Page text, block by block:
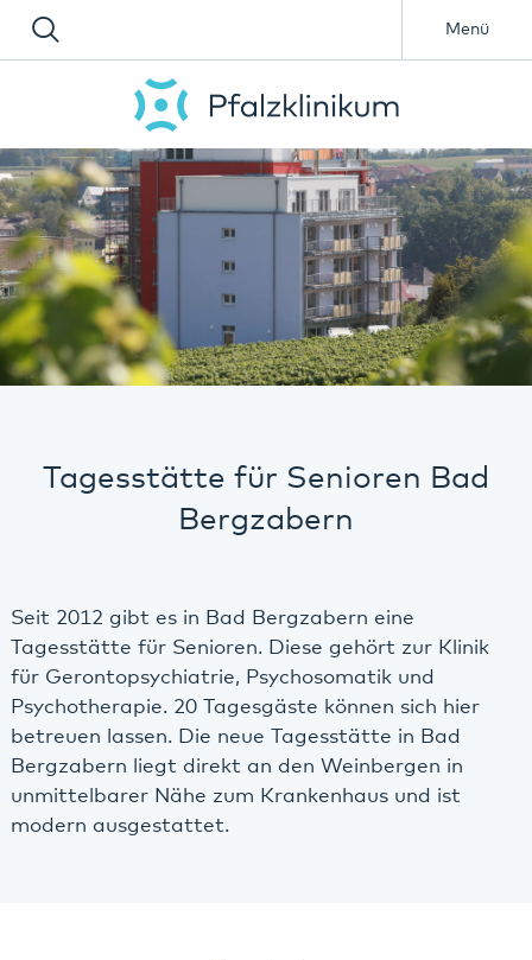
Menü
Tagesstätte für Senioren Bad
Bergzabern
Seit 2012 gibt es in Bad Bergzabern eine
Tagesstätte für Senioren. Diese gehört zur Klinik
für Gerontopsychiatrie, Psychosomatik und
Psychotherapie. 20 Tagesgäste können sich hier
betreuen lassen. Die neue Tagesstätte in Bad
Bergzabern liegt direkt an den Weinbergen in
unmittelbarer Nähe zum Krankenhaus und ist
modern ausgestattet.